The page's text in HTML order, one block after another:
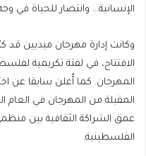
الإنسانية… وانتصار للحياة في
وكانت إدارة مهرجان ميديين قد
الافتتاح، في لفتة تكريمية
المهرجان. كما أُعلن سابقا عن
المقبلة من المهرجان في
عمق الشراكة الثقافية بين
الفلسطينية.